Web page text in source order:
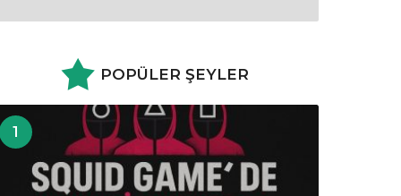
POPÜLER ŞEYLER
1